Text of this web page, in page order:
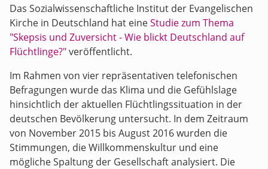
Das Sozialwissenschaftliche Institut der Evangelischen
Kirche in Deutschland hat eineStudie zum Thema
"Skepsis und Zuversicht - Wie blickt Deutschland auf
Flüchtlinge?"veröffentlicht.
Im Rahmen von vier repräsentativen telefonischen
Befragungen wurde das Klima und die Gefühlslage
hinsichtlich der aktuellen Flüchtlingssituation in der
deutschen Bevölkerung untersucht. In dem Zeitraum
von November 2015 bis August 2016 wurden die
Stimmungen, die Willkommenskultur und eine
mögliche Spaltung der Gesellschaft analysiert. Die